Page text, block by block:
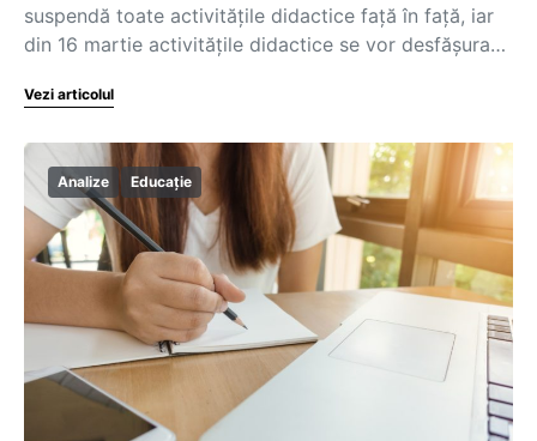
suspendă toate activitățile didactice față în față, iar
din 16 martie activitățile didactice se vor desfășura…
Vezi articolul
Analize Educație